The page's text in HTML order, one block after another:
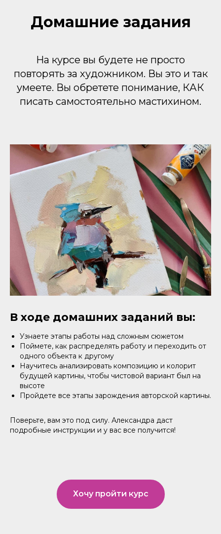
Домашние задания
На курсе вы будете не просто
повторять за художником. Вы это и так
умеете. Вы обретете понимание, КАК
писать самостоятельно мастихином.
В ходе домашних заданий вы:
Узнаете этапы работы над сложным сюжетом
Поймете, как распределять работу и переходить от
одного объекта к другому
Научитесь анализировать композицию и колорит
будущей картины, чтобы чистовой вариант был на
высоте
Пройдете все этапы зарождения авторской картины.
Поверьте, вам это под силу. Александра даст
подробные инструкции и у вас все получится!
Хочу пройти курс